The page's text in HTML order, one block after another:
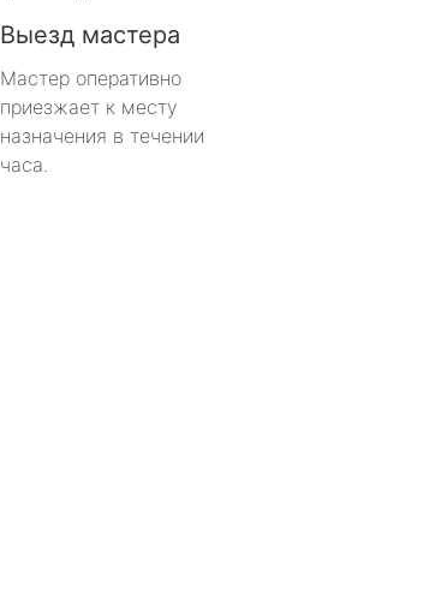
Выезд мастера
Мастер оперативно
приезжает к месту
назначения в течении
часа.